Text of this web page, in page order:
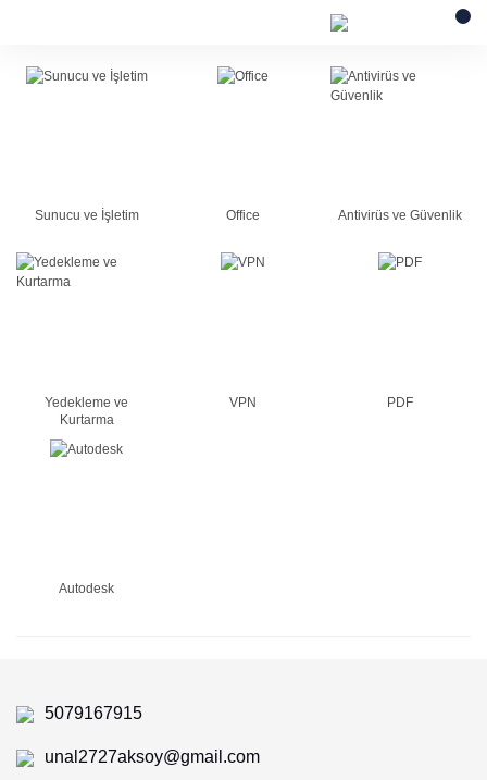
Sunucu ve İşletim Office Antivirüs ve Güvenlik
Yedekleme ve
Kurtarma
VPN PDF
Autodesk
5079167915
unal2727aksoy@gmail.com